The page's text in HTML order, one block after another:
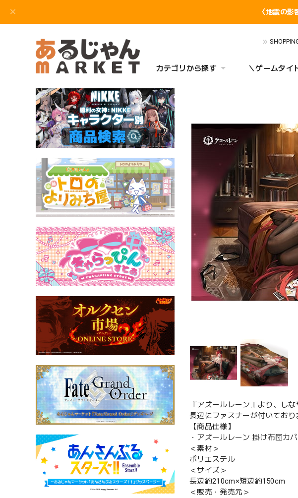
〈地震の影
カテゴリから探す ＼ゲームタイ
『アズールレーン』より、し
長辺にファスナーが付いてお
【商品仕様】
・アズールレーン 掛け布団カ
＜素材＞
ポリエステル
＜サイズ＞
長辺約210cm×短辺約150cm
＜販売・発売元＞